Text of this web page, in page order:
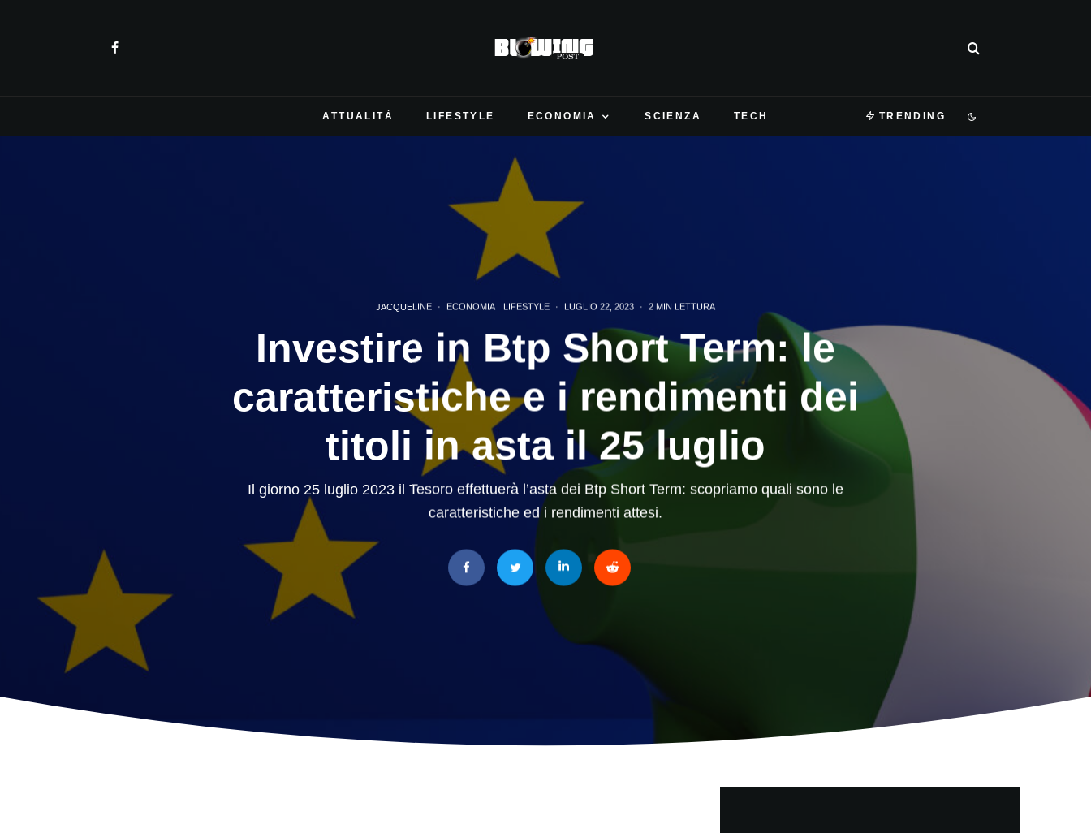
ATTUALITÀ LIFESTYLE ECONOMIA SCIENZA TECH TRENDING
JACQUELINE · ECONOMIA LIFESTYLE · LUGLIO 22, 2023 · 2 MIN LETTURA
Investire in Btp Short Term: le
caratteristiche e i rendimenti dei
titoli in asta il 25 luglio
Il giorno 25 luglio 2023 il Tesoro effettuerà l’asta dei Btp Short Term: scopriamo quali sono le
caratteristiche ed i rendimenti attesi.